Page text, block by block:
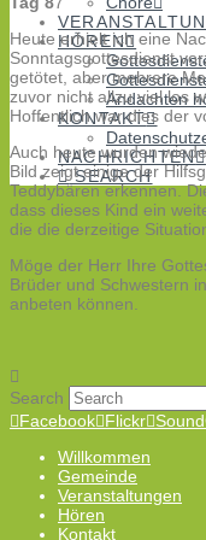
HÖREN
Andachten
KONTAKT
NACHRICHTEN
SEARCH
Heute erhielt ich eine
Sonntagsgottesdienst
getötet, aber mehrere
zuvor nicht allzu viel los
Hoffentlich war dies der
Auch heute wurden
Bild zeigt einige der
Teddybären erkennen.
dass dieses Kind ein
die die derzeitige
Möge der Herr Ihre
Brüder und Schwestern
anbeten können.
Search
Facebook Flickr
Willkommen
Gemeinde
Veranstaltungen
Hören
Kontakt